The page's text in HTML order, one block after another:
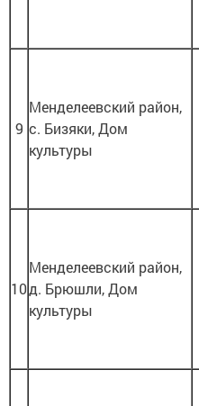
9
Менделеевский район,
с. Бизяки, Дом
культуры
10
Менделеевский район,
д. Брюшли, Дом
культуры